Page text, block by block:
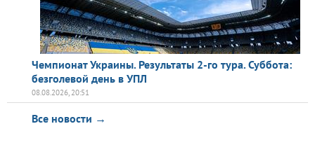
Чемпионат Украины. Результаты 2-го тура. Суббота:
безголевой день в УПЛ
08.08.2026, 20:51
Все новости →